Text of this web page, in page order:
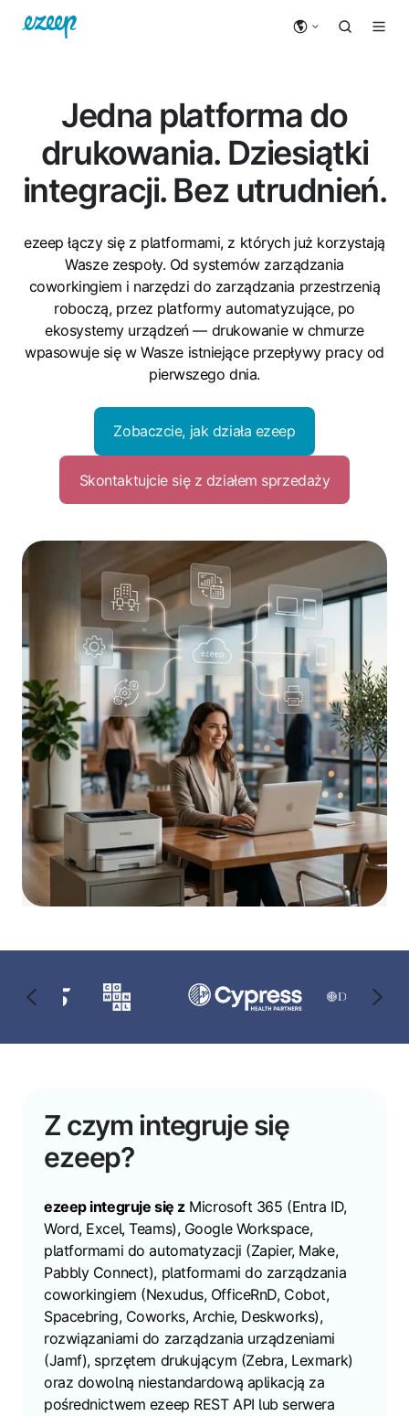
Jedna platforma do
drukowania. Dziesiątki
integracji. Bez utrudnień.
ezeep łączy się z platformami, z których już korzystają
Wasze zespoły. Od systemów zarządzania
coworkingiem i narzędzi do zarządzania przestrzenią
roboczą, przez platformy automatyzujące, po
ekosystemy urządzeń — drukowanie w chmurze
wpasowuje się w Wasze istniejące przepływy pracy od
pierwszego dnia.
Zobaczcie, jak działa ezeep
Skontaktujcie się z działem sprzedaży
Z czym integruje się
ezeep?
ezeep integruje się zMicrosoft 365 (Entra ID,
Word, Excel, Teams), Google Workspace,
platformami do automatyzacji (Zapier, Make,
Pabbly Connect), platformami do zarządzania
coworkingiem (Nexudus, OfficeRnD, Cobot,
Spacebring, Coworks, Archie, Deskworks),
rozwiązaniami do zarządzania urządzeniami
(Jamf), sprzętem drukującym (Zebra, Lexmark)
oraz dowolną niestandardową aplikacją za
pośrednictwem ezeep REST API lub serwera